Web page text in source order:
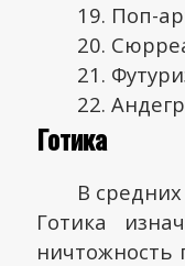
Поп-
Готика
В
Готика